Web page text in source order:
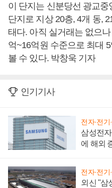
이 단지는 신분당선 광교
단지로 지상 20층, 4개 동,
태다. 아직 실거래는 없으
억~16억원 수준으로 최대
볼 수 있다. 박창욱 기자
인기기사
전자·전기
삼성전
에 해외
전자·전기
외신 "삼